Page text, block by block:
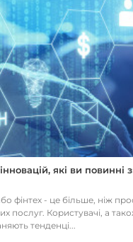
які ви повинні
фінтех - це більше, ніж
послуг. Користувачі, а
тенденці...